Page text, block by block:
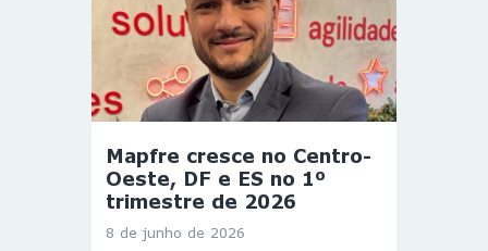
Mapfre cresce no Centro-
Oeste, DF e ES no 1º
trimestre de 2026
8 de junho de 2026